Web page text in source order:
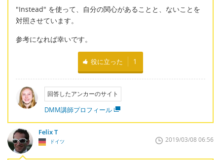
"Instead" を使って、自分の関心があることと、ないことを
対照させています。
参考になれば幸いです。
役に立った 1
回答したアンカーのサイト
DMM講師プロフィール
Felix T
ドイツ 2019/03/08 06:56